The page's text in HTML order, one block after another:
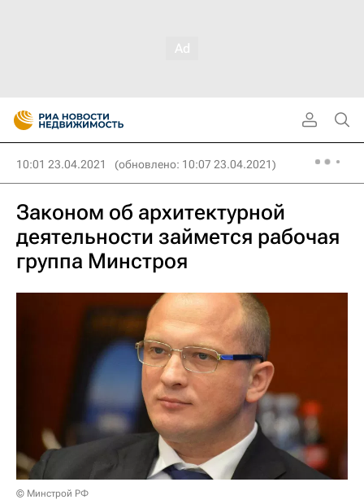
10:01 23.04.2021 (обновлено: 10:07 23.04.2021)
Законом об архитектурной
деятельности займется рабочая
группа Минстроя
© Минстрой РФ